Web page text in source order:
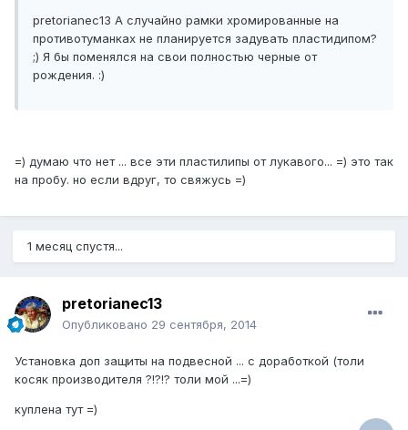
pretorianec13 А случайно рамки хромированные на
противотуманках не планируется задувать пластидипом?
;) Я бы поменялся на свои полностью черные от
рождения. :)
=) думаю что нет ... все эти пластилипы от лукавого... =) это так
на пробу. но если вдруг, то свяжусь =)
1 месяц спустя...
pretorianec13
Опубликовано 29 сентября, 2014
Установка доп защиты на подвесной ... с доработкой (толи
косяк производителя ?!?!? толи мой ...=)
куплена тут =)